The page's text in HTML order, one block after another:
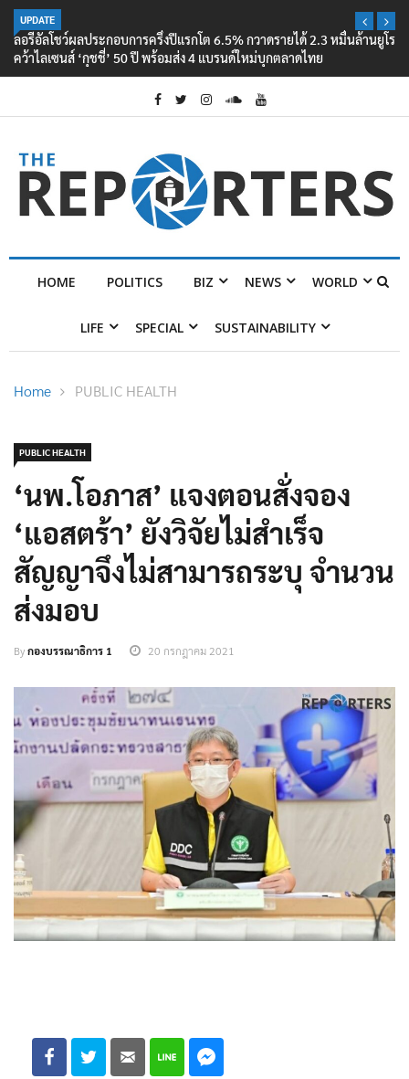
UPDATE
ลอรีอัลโชว์ผลประกอบการครึ่งปีแรกโต 6.5% กวาดรายได้ 2.3 หมื่นล้านยูโร
คว้าไลเซนส์ ‘กุชชี่’ 50 ปี พร้อมส่ง 4 แบรนด์ใหม่บุกตลาดไทย
HOME POLITICS BIZ NEWS WORLD
LIFE SPECIAL SUSTAINABILITY
Home PUBLIC HEALTH
PUBLIC HEALTH
‘นพ.โอภาส’ แจงตอนสั่งจอง
‘แอสตร้า’ ยังวิจัยไม่สำเร็จ
สัญญาจึงไม่สามารถระบุ จำนวน
ส่งมอบ
Byกองบรรณาธิการ 1 20 กรกฎาคม 2021